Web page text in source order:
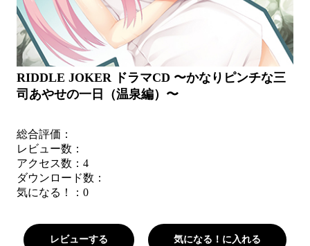
RIDDLE JOKER ドラマCD 〜かなりピンチな三
司あやせの一日（温泉編）〜
総合評価：
レビュー数：
アクセス数：4
ダウンロード数：
気になる！： 0
レビューする 気になる！に入れる